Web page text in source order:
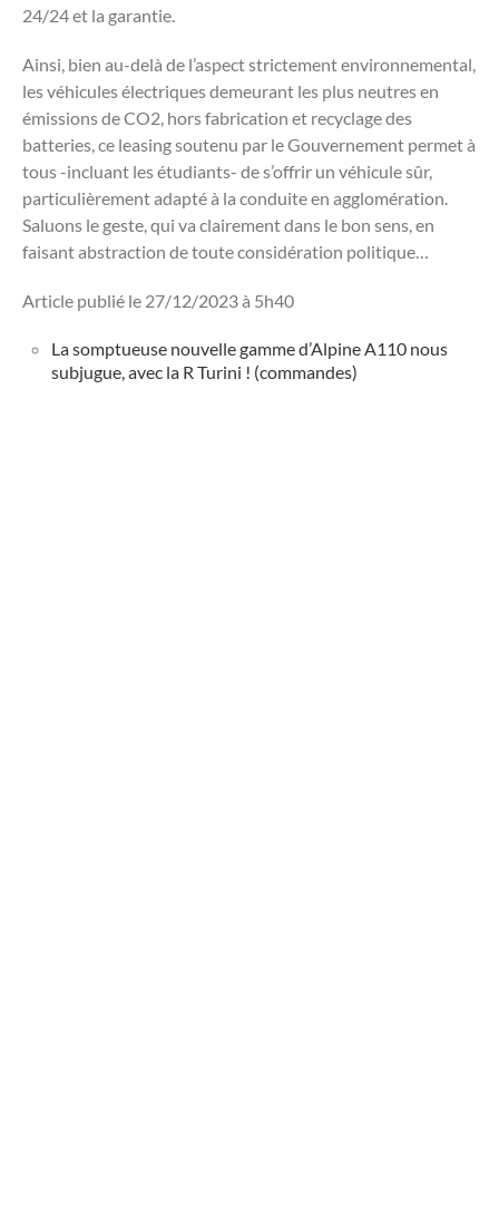
24/24 et la garantie.
Ainsi, bien au-delà de l’aspect strictement environnemental,
les véhicules électriques demeurant les plus neutres en
émissions de CO2, hors fabrication et recyclage des
batteries, ce leasing soutenu par le Gouvernement permet à
tous -incluant les étudiants- de s’offrir un véhicule sûr,
particulièrement adapté à la conduite en agglomération.
Saluons le geste, qui va clairement dans le bon sens, en
faisant abstraction de toute considération politique…
Article publié le 27/12/2023 à 5h40
La somptueuse nouvelle gamme d’Alpine A110 nous
subjugue, avec la R Turini ! (commandes)